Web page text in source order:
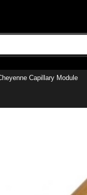
Capillary Module